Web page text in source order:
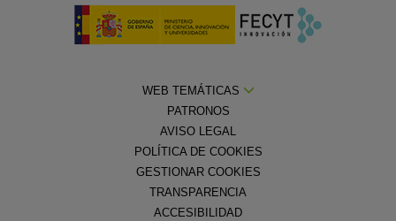
WEB TEMÁTICAS
PATRONOS
AVISO LEGAL
POLÍTICA DE COOKIES
GESTIONAR COOKIES
TRANSPARENCIA
ACCESIBILIDAD